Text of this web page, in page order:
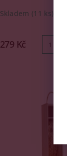
Skladem (11 ks)
279 Kč